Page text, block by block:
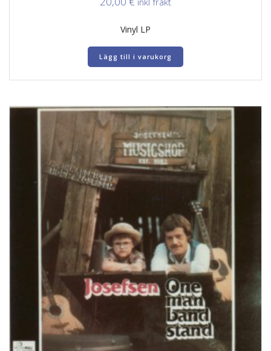
Vinyl LP
Lägg till i varukorg